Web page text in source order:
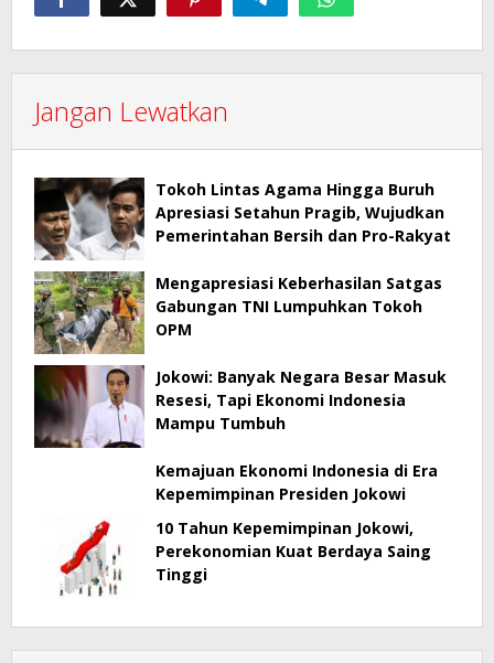
Jangan Lewatkan
Tokoh Lintas Agama Hingga Buruh
Apresiasi Setahun Pragib, Wujudkan
Pemerintahan Bersih dan Pro-Rakyat
Mengapresiasi Keberhasilan Satgas
Gabungan TNI Lumpuhkan Tokoh
OPM
Jokowi: Banyak Negara Besar Masuk
Resesi, Tapi Ekonomi Indonesia
Mampu Tumbuh
Kemajuan Ekonomi Indonesia di Era
Kepemimpinan Presiden Jokowi
10 Tahun Kepemimpinan Jokowi,
Perekonomian Kuat Berdaya Saing
Tinggi